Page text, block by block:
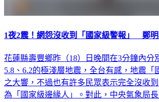
1夜2震！網怨沒收到「國家級警報」 鄭
花蓮縣壽豐鄉昨（18）日晚間在3分鐘內分
5.8、6.2的極淺層地震，全台有感，地震「
之大響，不過也有許多民眾表示完全沒收
為「國家級邊緣人」。對此，中央氣象局